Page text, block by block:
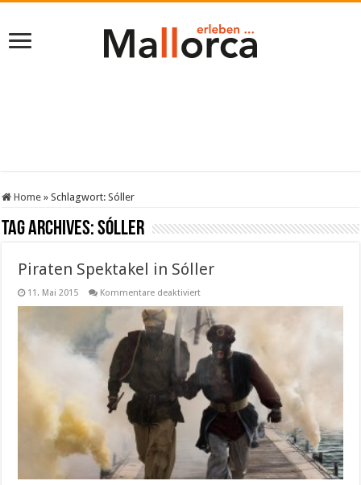
Home » Schlagwort:Sóller
Tag Archives:Sóller
Piraten Spektakel in Sóller
11. Mai 2015 Kommentare deaktiviertfür
Spektakel
in
Sóller